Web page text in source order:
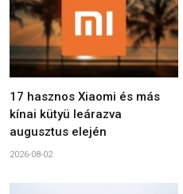
17 hasznos Xiaomi és más
kínai kütyü leárazva
augusztus elején
2026-08-02